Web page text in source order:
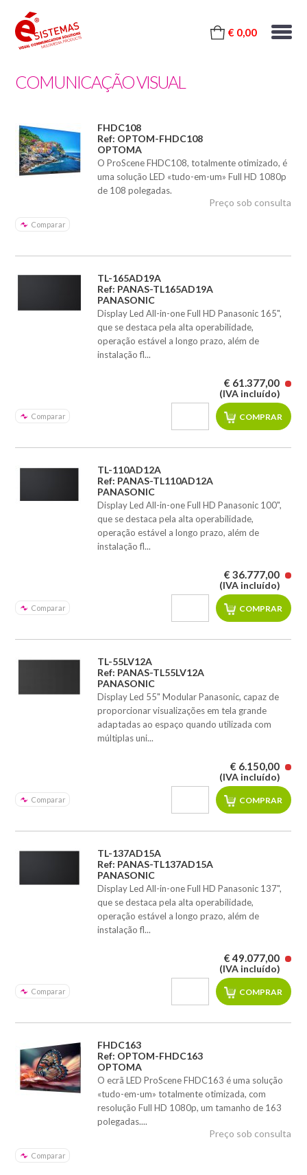
€ 0,00
COMUNICAÇÃO VISUAL
FHDC108
Ref: OPTOM-FHDC108
OPTOMA
O ProScene FHDC108, totalmente otimizado, é
uma solução LED «tudo-em-um» Full HD 1080p
de 108 polegadas.
Comparar
Preço sob consulta
TL-165AD19A
Ref: PANAS-TL165AD19A
PANASONIC
Display Led All-in-one Full HD Panasonic 165",
que se destaca pela alta operabilidade,
operação estável a longo prazo, além de
instalação fl...
Comparar
€ 61.377,00
(IVA incluído)
TL-110AD12A
Ref: PANAS-TL110AD12A
PANASONIC
Display Led All-in-one Full HD Panasonic 100",
que se destaca pela alta operabilidade,
operação estável a longo prazo, além de
instalação fl...
Comparar
€ 36.777,00
(IVA incluído)
TL-55LV12A
Ref: PANAS-TL55LV12A
PANASONIC
Display Led 55" Modular Panasonic, capaz de
proporcionar visualizações em tela grande
adaptadas ao espaço quando utilizada com
múltiplas uni...
Comparar
€ 6.150,00
(IVA incluído)
TL-137AD15A
Ref: PANAS-TL137AD15A
PANASONIC
Display Led All-in-one Full HD Panasonic 137",
que se destaca pela alta operabilidade,
operação estável a longo prazo, além de
instalação fl...
Comparar
€ 49.077,00
(IVA incluído)
FHDC163
Ref: OPTOM-FHDC163
OPTOMA
O ecrã LED ProScene FHDC163 é uma solução
«tudo-em-um» totalmente otimizada, com
resolução Full HD 1080p, um tamanho de 163
polegadas....
Comparar
Preço sob consulta